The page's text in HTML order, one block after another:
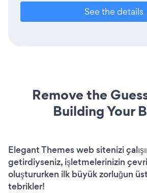
See the details
Remove the
Building Your
Elegant Themes web sitenizi
getirdiyseniz, işletmelerinizin
oluştururken ilk büyük zorluğun
tebrikler!